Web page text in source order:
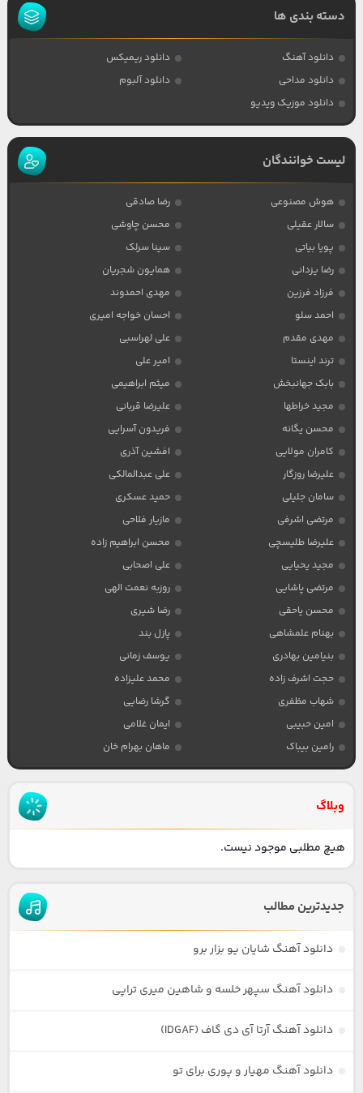
دسته بندی ها
دانلود آهنگ
دانلود ریمیکس
دانلود مداحی
دانلود آلبوم
دانلود موزیک ویدیو
لیست خوانندگان
هوش مصنوعی
رضا صادقی
سالار عقیلی
محسن چاوشی
پویا بیاتی
سینا سرلک
رضا یزدانی
همایون شجریان
فرزاد فرزین
مهدی احمدوند
احمد سلو
احسان خواجه امیری
مهدی مقدم
علی لهراسبی
ترند اینستا
امیر علی
بابک جهانبخش
میثم ابراهیمی
مجید خراطها
علیرضا قربانی
محسن یگانه
فریدون آسرایی
کامران مولایی
افشین آذری
علیرضا روزگار
علی عبدالمالکی
سامان جلیلی
حمید عسکری
مرتضی اشرفی
مازیار فلاحی
علیرضا طلیسچی
محسن ابراهیم زاده
مجید یحیایی
علی اصحابی
مرتضی پاشایی
روزبه نعمت الهی
محسن یاحقی
رضا شیری
بهنام علمشاهی
پازل بند
بنیامین بهادری
یوسف زمانی
حجت اشرف زاده
محمد علیزاده
شهاب مظفری
گرشا رضایی
امین حبیبی
ایمان غلامی
رامین بیباک
ماهان بهرام خان
وبلاگ
هیچ مطلبی موجود نیست.
جدیدترین مطالب
دانلود آهنگ شایان یو بزار برو
دانلود آهنگ سپهر خلسه و شاهین میری تراپی
دانلود آهنگ آرتا آی دی گاف (IDGAF)
دانلود آهنگ مهیار و پوری برای تو